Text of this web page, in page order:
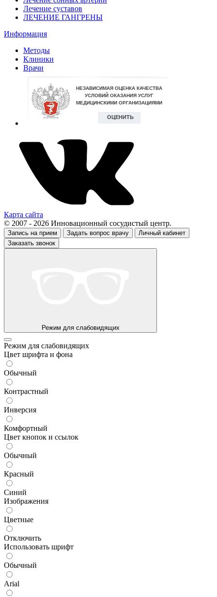
Лечение суставов
ЛЕЧЕНИЕ ГАНГРЕНЫ
Информация
Методы
Клиники
Врачи
Карта сайта
© 2007 - 2026 Инновационный сосудистый центр.
Запись на прием Задать вопрос врачу
Личный кабинет
Заказать звонок
Режим для слабовидящих
Режим для слабовидящих
Цвет шрифта и фона
Обычный
Контрастный
Инверсия
Комфортный
Цвет кнопок и ссылок
Обычный
Красный
Синий
Изображения
Цветные
Отключить
Использовать шрифт
Обычный
Arial